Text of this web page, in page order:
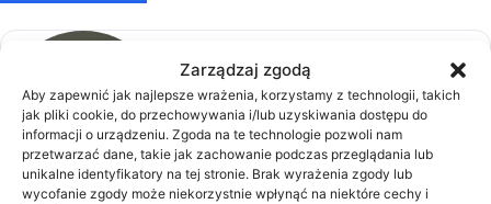
Zarządzaj zgodą
Aby zapewnić jak najlepsze wrażenia, korzystamy z technologii, takich
jak pliki cookie, do przechowywania i/lub uzyskiwania dostępu do
informacji o urządzeniu. Zgoda na te technologie pozwoli nam
przetwarzać dane, takie jak zachowanie podczas przeglądania lub
unikalne identyfikatory na tej stronie. Brak wyrażenia zgody lub
wycofanie zgody może niekorzystnie wpłynąć na niektóre cechy i
Bartosz Marek Kochanowski
Członek Zarządu
Rhenai Digital Workforce
Zobacz biogram